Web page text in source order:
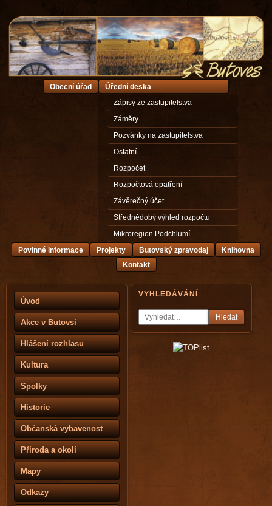
Úvod
Akce v Butovsi
Hlášení rozhlasu
Kultura
Spolky
Historie
Občanská vybavenost
Příroda a okolí
Mapy
Odkazy
VYHLEDÁVÁNÍ
Hledat
Obecní úřad
Úřední deska
Zápisy ze zastupitelstva
Záměry
Pozvánky na zastupitelstva
Ostatní
Rozpočet
Rozpočtová opatření
Závěrečný účet
Střednědobý výhled rozpočtu
Mikroregion Podchlumí
Povinné informace
Projekty Butovský zpravodaj
Knihovna
Kontakt